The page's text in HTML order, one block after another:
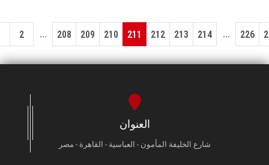
2 ... 208 209 210 211 212 213 214 ... 226
العنوان
شارع الخليفة المأمون - العباسية - القاهرة - مصر